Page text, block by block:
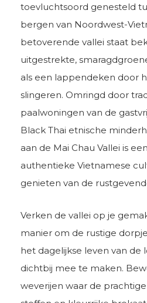
toevluchtsoord genesteld
bergen van Noordwest-
betoverende vallei staat
uitgestrekte,
als een lappendeken door
slingeren. Omringd door
paalwoningen van de
Black Thai etnische
aan de Mai Chau Vallei is
authentieke Vietnamese
genieten van de
Verken de vallei op je
manier om de rustige
het dagelijkse leven van de
dichtbij mee te maken.
weverijen waar de